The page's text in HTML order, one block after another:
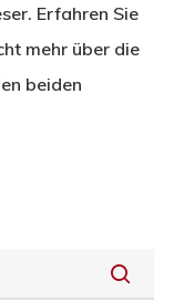
Erfahren Sie
mehr über die
beiden